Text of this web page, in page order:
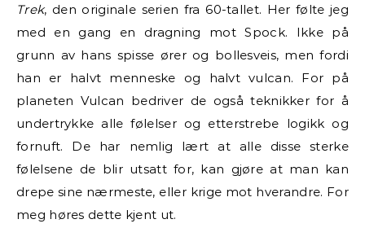
Trek, den originale serien fra 60-tallet. Her følte jeg
med en gang en dragning mot Spock. Ikke på
grunn av hans spisse ører og bollesveis, men fordi
han er halvt menneske og halvt vulcan. For på
planeten Vulcan bedriver de også teknikker for å
undertrykke alle følelser og etterstrebe logikk og
fornuft. De har nemlig lært at alle disse sterke
følelsene de blir utsatt for, kan gjøre at man kan
drepe sine nærmeste, eller krige mot hverandre. For
meg høres dette kjent ut.